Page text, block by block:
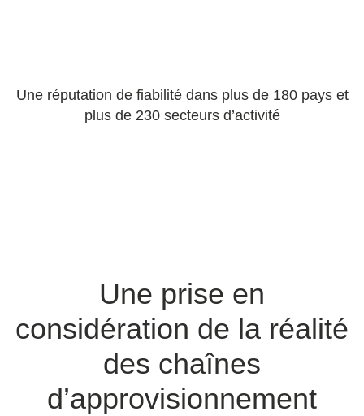
Une réputation de fiabilité dans plus de 180 pays et
plus de 230 secteurs d’activité
Une prise en
considération de la réalité
des chaînes
d’approvisionnement